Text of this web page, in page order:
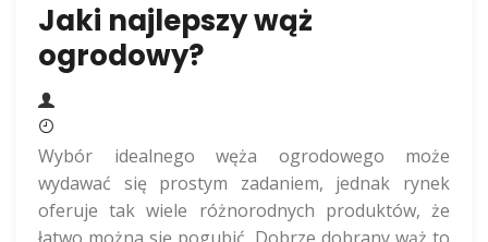
Jaki najlepszy wąż
ogrodowy?
Wybór idealnego węża ogrodowego może
wydawać się prostym zadaniem, jednak rynek
oferuje tak wiele różnorodnych produktów, że